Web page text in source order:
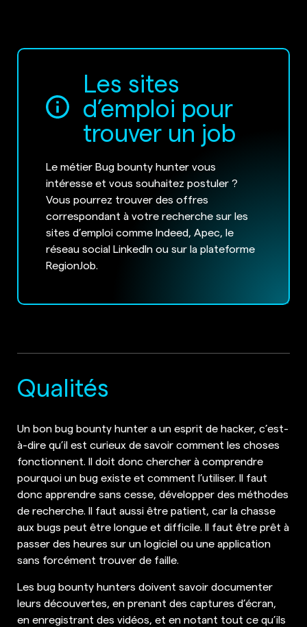
Les sites
d’emploi pour
trouver un job
Le métier Bug bounty hunter vous
intéresse et vous souhaitez postuler ?
Vous pourrez trouver des offres
correspondant à votre recherche sur les
sites d’emploi comme Indeed, Apec, le
réseau social LinkedIn ou sur la plateforme
RegionJob.
Qualités
Un bon bug bounty hunter a un esprit de hacker, c’est-
à-dire qu’il est curieux de savoir comment les choses
fonctionnent. Il doit donc chercher à comprendre
pourquoi un bug existe et comment l’utiliser. Il faut
donc apprendre sans cesse, développer des méthodes
de recherche. Il faut aussi être patient, car la chasse
aux bugs peut être longue et difficile. Il faut être prêt à
passer des heures sur un logiciel ou une application
sans forcément trouver de faille.
Les bug bounty hunters doivent savoir documenter
leurs découvertes, en prenant des captures d’écran,
en enregistrant des vidéos, et en notant tout ce qu’ils